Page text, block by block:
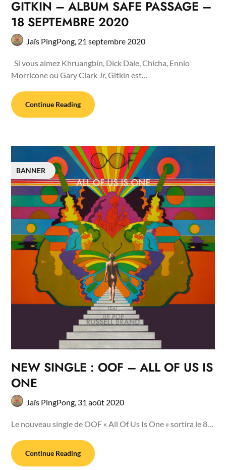
GITKIN – ALBUM SAFE PASSAGE –
18 SEPTEMBRE 2020
Jaïs PingPong, 21 septembre 2020
Si vous aimez Khruangbin, Dick Dale, Chicha, Ennio
Morricone ou Gary Clark Jr, Gitkin est…
Continue Reading
BANNER
NEW SINGLE : OOF – ALL OF US IS
ONE
Jaïs PingPong, 31 août 2020
Le nouveau single de OOF « All Of Us Is One » sortira le 8…
Continue Reading